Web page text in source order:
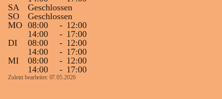
SA
Geschlossen
SO
Geschlossen
MO 08:00 - 12:00
14:00
- 17:00
DI
08:00 - 12:00
14:00
- 17:00
MI
08:00 - 12:00
14:00
- 17:00
Zuletzt bearbeitet: 07.05.2026